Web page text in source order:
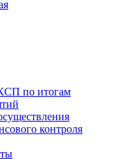
по итогам
контроля